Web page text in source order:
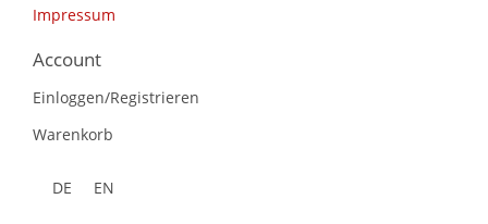
Impressum
Account
Einloggen/Registrieren
Warenkorb
DE EN